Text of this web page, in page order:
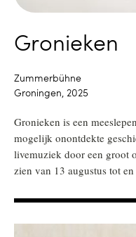
Gronieken
Zummerbühne
Groningen, 2025
Gronieken is een
mogelijk onontdekte
livemuziek door een groot
zien van 13 augustus tot